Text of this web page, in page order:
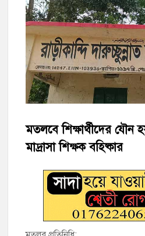
হাজীগঞ্জ উপজেলা দাখিল পরীক্ষার
ক্যাডেট মাদ্রাসা
হাজীগঞ্জের বাকিলার চেয়ারম্যান মিজানুর
সম্পাদক নির্বাচিত
হাজীগঞ্জের কৃতী সন্তান বাংলাদেশ মুসলিম
সমিতির কেন্দ্রীয় সভাপতি
হাজীগঞ্জের ২১ অবসরপ্রাপ্ত
সাংসদ ইঞ্জি. মমিনুল হককে হাজীগঞ্জ
শাহরাস্তিতে মসজিদ কমিটি
চাঁদপুরের শাহরাস্তিতে মাদকাসক্ত
মতলবে শিক্ষার্থীদের যৌন
মাদ্রাসা শিক্ষক বহিষ্কার